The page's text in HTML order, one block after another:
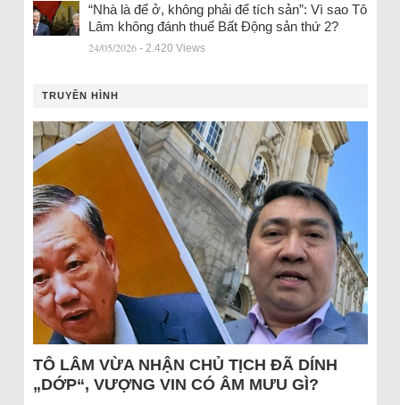
“Nhà là để ở, không phải để tích sản”: Vì sao Tô
Lâm không đánh thuế Bất Động sản thứ 2?
24/05/2026 - 2.420 Views
TRUYỀN HÌNH
TÔ LÂM VỪA NHẬN CHỦ TỊCH ĐÃ DÍNH
„DỚP“, VƯỢNG VIN CÓ ÂM MƯU GÌ?